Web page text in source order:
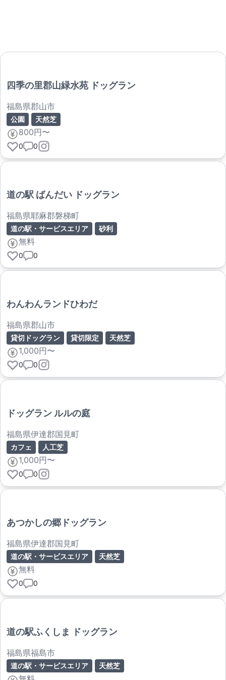
四季の里郡山緑水苑 ドッグラン
福島県郡山市
公園 天然芝
800円〜
0 0
道の駅 ばんだい ドッグラン
福島県耶麻郡磐梯町
道の駅・サービスエリア 砂利
無料
0 0
わんわんランドひわだ
福島県郡山市
貸切ドッグラン 貸切限定 天然芝
1,000円〜
0 0
ドッグラン ルルの庭
福島県伊達郡国見町
カフェ 人工芝
1,000円〜
0 0
あつかしの郷ドッグラン
福島県伊達郡国見町
道の駅・サービスエリア 天然芝
無料
0 0
道の駅ふくしま ドッグラン
福島県福島市
道の駅・サービスエリア 天然芝